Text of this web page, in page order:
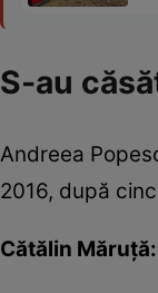
S-au
Andreea
2016, după
Cătălin Măruță: